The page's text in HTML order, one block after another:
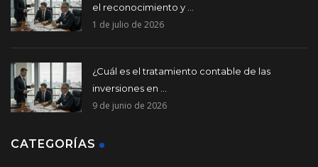
el reconocimiento y ...
1 de julio de 2026
¿Cuál es el tratamiento contable de las
inversiones en ...
9 de junio de 2026
CATEGORÍAS